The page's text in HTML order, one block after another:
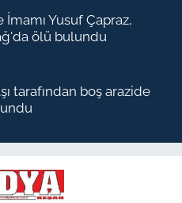
İmamı Yusuf Çapraz,
ölü bulundu
tarafından boş arazide